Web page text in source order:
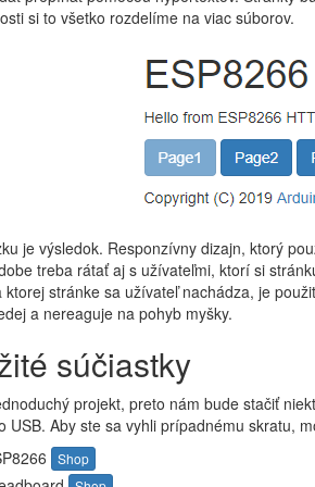
si to všetko rozdelíme na viac súborov.
je výsledok. Responzívny dizajn, ktorý
treba rátať aj s užívateľmi, ktorí si
ktorej stránke sa užívateľ nachádza, je
a nereaguje na pohyb myšky.
súčiastky
projekt, preto nám bude stačiť
USB. Aby ste sa vyhli prípadnému skratu,
Shop